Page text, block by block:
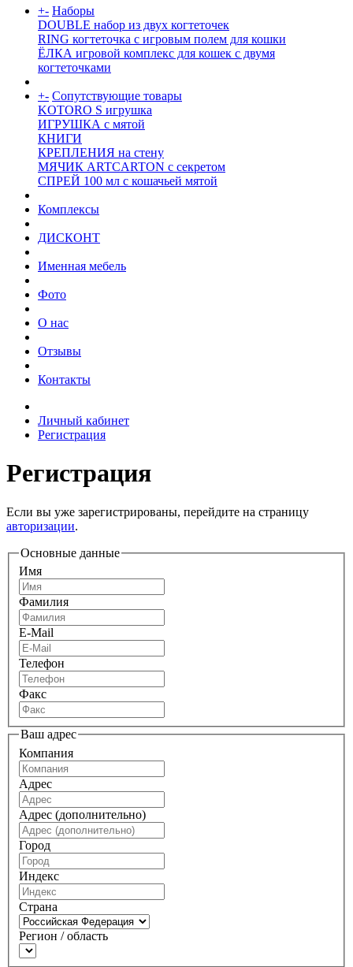
+- Наборы
DOUBLE набор из двух когтеточек
RING когтеточка c игровым полем для кошки
ЁЛКА игровой комплекс для кошек с двумя
когтеточками
+- Сопутствующие товары
KOTORO S игрушка
ИГРУШКА с мятой
КНИГИ
КРЕПЛЕНИЯ на стену
МЯЧИК ARTCARTON с секретом
СПРЕЙ 100 мл с кошачьей мятой
Комплексы
ДИСКОНТ
Именная мебель
Фото
О нас
Отзывы
Контакты
Личный кабинет
Регистрация
Регистрация
Если вы уже зарегистрированы, перейдите на страницу
авторизации.
Основные данные
Имя
Фамилия
E-Mail
Телефон
Факс
Ваш адрес
Компания
Адрес
Адрес (дополнительно)
Город
Индекс
Страна
Регион / область